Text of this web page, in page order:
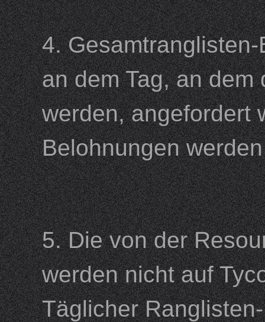
4.
an dem Tag, an
werden, angefordert
Belohnungen
5. Die von der
werden nicht auf
Täglicher